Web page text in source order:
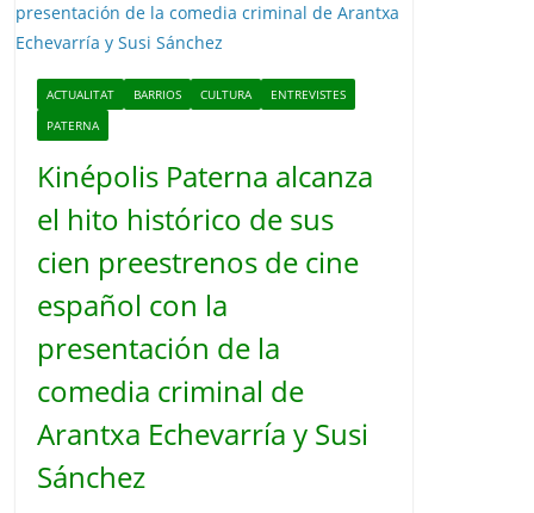
ACTUALITAT BARRIOS CULTURA
ENTREVISTES
PATERNA
Kinépolis Paterna alcanza
el hito histórico de sus
cien preestrenos de cine
español con la
presentación de la
comedia criminal de
Arantxa Echevarría y Susi
Sánchez